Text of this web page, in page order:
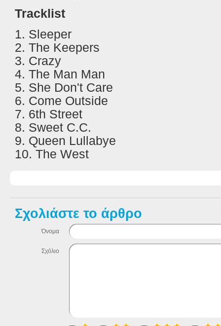
Tracklist
1. Sleeper
2. The Keepers
3. Crazy
4. The Man Man
5. She Don't Care
6. Come Outside
7. 6th Street
8. Sweet C.C.
9. Queen Lullabye
10. The West
Σχολιάστε το άρθρο
Όνομα
Σχόλιο